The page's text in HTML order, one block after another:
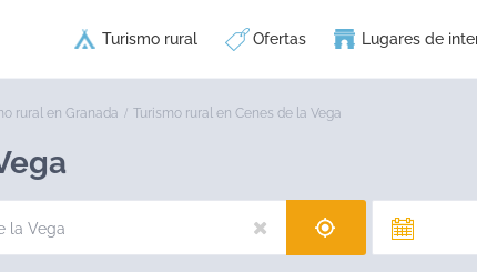
Turismo rural Ofertas Lugares de
rural en Granada Turismo rural en Cenes de la Vega